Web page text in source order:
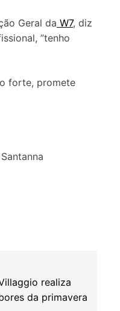
Geral da W7, diz
”tenho
forte, promete
realiza
da primavera